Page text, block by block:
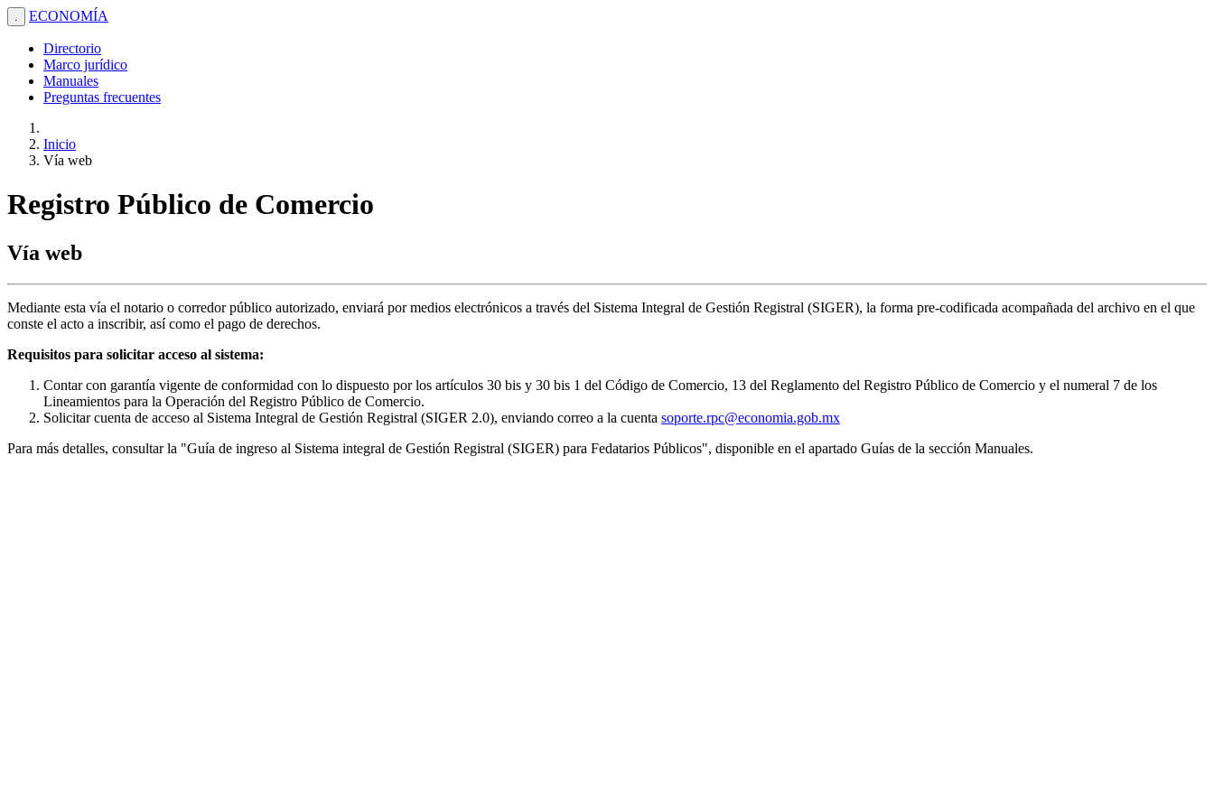
. ECONOMÍA
Directorio
Marco jurídico
Manuales
Preguntas frecuentes
Inicio
Vía web
Registro Público de Comercio
Vía web
Mediante esta vía el notario o corredor público autorizado, enviará por medios electrónicos a través del Sistema Integral de Gestión Registral (SIGER), la forma pre-codificada acompañada del archivo en el que
conste el acto a inscribir, así como el pago de derechos.
Requisitos para solicitar acceso al sistema:
Contar con garantía vigente de conformidad con lo dispuesto por los artículos 30 bis y 30 bis 1 del Código de Comercio, 13 del Reglamento del Registro Público de Comercio y el numeral 7 de los
Lineamientos para la Operación del Registro Público de Comercio.
Solicitar cuenta de acceso al Sistema Integral de Gestión Registral (SIGER 2.0), enviando correo a la cuenta soporte.rpc@economia.gob.mx
Para más detalles, consultar la "Guía de ingreso al Sistema integral de Gestión Registral (SIGER) para Fedatarios Públicos", disponible en el apartado Guías de la sección Manuales.